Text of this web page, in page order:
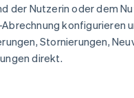
der Nutzerin oder dem
konfigurieren
Stornierungen,
direkt.